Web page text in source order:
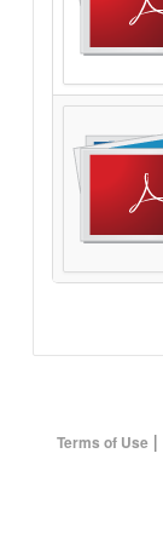
Terms of Use |